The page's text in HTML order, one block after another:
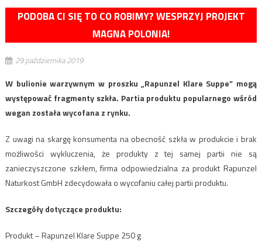
PODOBA CI SIĘ TO CO ROBIMY? WESPRZYJ PROJEKT
MAGNA POLONIA!
29 października 2019
W bulionie warzywnym w proszku „Rapunzel Klare Suppe” mogą
występować fragmenty szkła. Partia produktu popularnego wśród
wegan została wycofana z rynku.
Z uwagi na skargę konsumenta na obecność szkła w produkcie i brak
możliwości wykluczenia, że produkty z tej samej partii nie są
zanieczyszczone szkłem, firma odpowiedzialna za produkt Rapunzel
Naturkost GmbH zdecydowała o wycofaniu całej partii produktu.
Szczegóły dotyczące produktu:
Produkt – Rapunzel Klare Suppe 250 g